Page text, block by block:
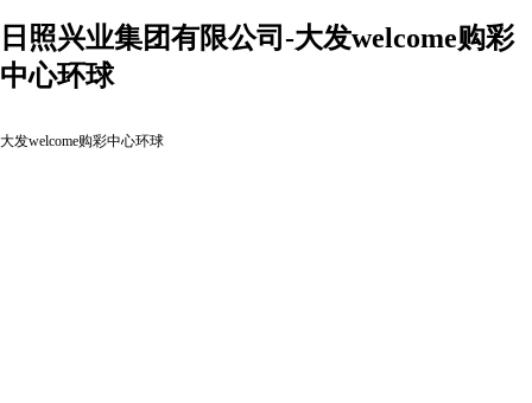
日照兴业集团有限公司-大发welcome购彩
中心环球
大发welcome购彩中心环球